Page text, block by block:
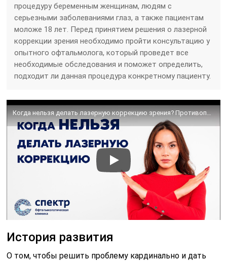
процедуру беременным женщинам, людям с
серьезными заболеваниями глаз, а также пациентам
моложе 18 лет. Перед принятием решения о лазерной
коррекции зрения необходимо пройти консультацию у
опытного офтальмолога, который проведет все
необходимые обследования и поможет определить,
подходит ли данная процедура конкретному пациенту.
Когда нельзя делать лазерную коррекцию зрения? Противопоказания.
История развития
О том, чтобы решить проблему кардинально и дать